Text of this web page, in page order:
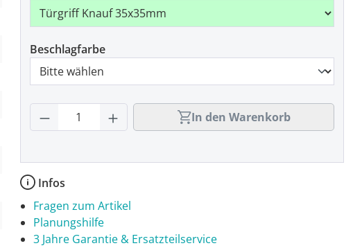
Beschlagfarbe
Produkt Anzahl: Gib den gewünschten
In den Warenkorb
Infos
Fragen zum Artikel
Planungshilfe
3 Jahre Garantie & Ersatzteilservice